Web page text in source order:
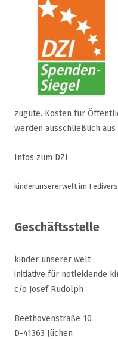
zugute. Kosten für
werden ausschließlich
Infos zum DZI
kinderunsererwelt im
Geschäftsstelle
kinder unserer welt
initiative für notleidende
c/o Josef Rudolph
Beethovenstraße 10
D-41363 Jüchen